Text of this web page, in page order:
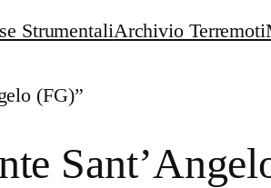
StrumentaliArchivio Terremoti
(FG)”